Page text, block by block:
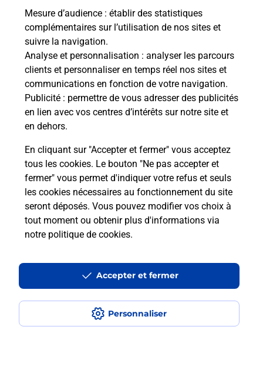
Mesure d’audience : établir des statistiques
complémentaires sur l’utilisation de nos sites et
suivre la navigation.
Analyse et personnalisation : analyser les parcours
clients et personnaliser en temps réel nos sites et
communications en fonction de votre navigation.
Publicité : permettre de vous adresser des publicités
en lien avec vos centres d’intérêts sur notre site et
en dehors.
En cliquant sur "Accepter et fermer" vous acceptez
tous les cookies. Le bouton "Ne pas accepter et
fermer" vous permet d'indiquer votre refus et seuls
les cookies nécessaires au fonctionnement du site
seront déposés. Vous pouvez modifier vos choix à
tout moment ou obtenir plus d'informations via
notre politique de cookies.
Personnaliser
Accepter et fermer
Comment fonctionne la
téléassistance classique ?
Comment est installée la
téléassistance classique ?
Localiser Liste
Liste - téléassistance
Alpes-Maritimes - téléassistance
Gattieres - téléassistance
Accessibilité : partiellement conforme
Conditions contractuelles
Mentions légales